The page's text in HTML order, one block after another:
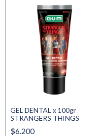
GEL DENTAL x 100gr
STRANGERS THINGS
$6.200